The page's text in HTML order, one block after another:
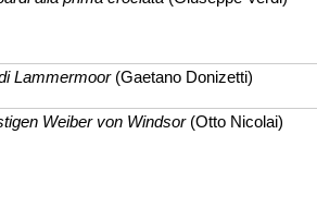
Lammermoor(Gaetano Donizetti)
Weiber von Windsor(Otto Nicolai)